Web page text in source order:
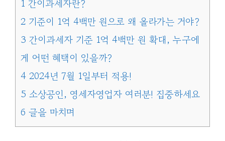
1 간이과세자란?
2 기준이 1억 4백만 원으로 왜 올라가는 거야?
3 간이과세자 기준 1억 4백만 원 확대, 누구에
게 어떤 혜택이 있을까?
4 2024년 7월 1일부터 적용!
5 소상공인, 영세자영업자 여러분! 집중하세요
6 글을 마치며